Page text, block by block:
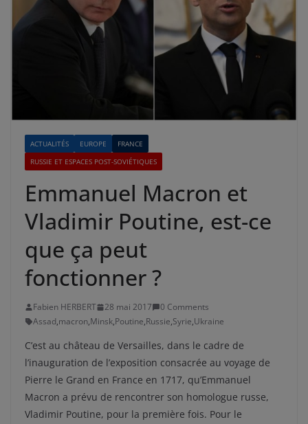
ACTUALITÉS EUROPE
FRANCE
RUSSIE ET ESPACES POST-SOVIÉTIQUES
Emmanuel Macron et
Vladimir Poutine, est-ce
que ça peut
fonctionner ?
Fabien HERBERT 28 mai 2017
0 Comments
Assad,macron,Minsk,Poutine,Russie,Syrie,Ukraine
C’est au château de Versailles, dans le cadre de
l’inauguration de l’exposition consacrée au voyage de
Pierre le Grand en France en 1717, qu’Emmanuel
Macron a prévu de rencontrer son homologue russe,
Vladimir Poutine, pour la première fois. Pour le